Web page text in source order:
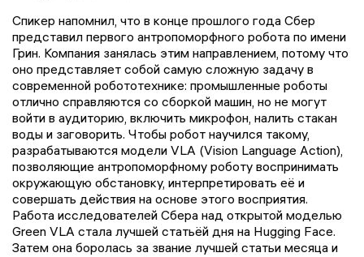
Спикер напомнил, что в конце прошлого года Сбер
представил первого антропоморфного робота по имени
Грин. Компания занялась этим направлением, потому что
оно представляет собой самую сложную задачу в
современной робототехнике: промышленные роботы
отлично справляются со сборкой машин, но не могут
войти в аудиторию, включить микрофон, налить стакан
воды и заговорить. Чтобы робот научился такому,
разрабатываются модели VLA (Vision Language Action),
позволяющие антропоморфному роботу воспринимать
окружающую обстановку, интерпретировать её и
совершать действия на основе этого восприятия.
Работа исследователей Сбера над открытой моделью
Green VLA стала лучшей статьёй дня на Hugging Face.
Затем она боролась за звание лучшей статьи месяца и